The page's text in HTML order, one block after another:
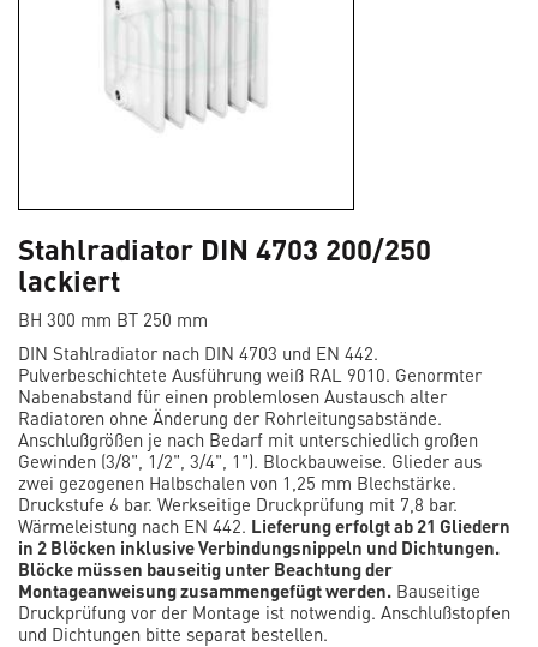
Stahlradiator DIN 4703 200/250
lackiert
BH 300 mm BT 250 mm
DIN Stahlradiator nach DIN 4703 und EN 442.
Pulverbeschichtete Ausführung weiß RAL 9010. Genormter
Nabenabstand für einen problemlosen Austausch alter
Radiatoren ohne Änderung der Rohrleitungsabstände.
Anschlußgrößen je nach Bedarf mit unterschiedlich großen
Gewinden (3/8", 1/2", 3/4", 1"). Blockbauweise. Glieder aus
zwei gezogenen Halbschalen von 1,25 mm Blechstärke.
Druckstufe 6 bar. Werkseitige Druckprüfung mit 7,8 bar.
Wärmeleistung nach EN 442. Lieferung erfolgt ab 21 Gliedern
in 2 Blöcken inklusive Verbindungsnippeln und Dichtungen.
Blöcke müssen bauseitig unter Beachtung der
Montageanweisung zusammengefügt werden. Bauseitige
Druckprüfung vor der Montage ist notwendig. Anschlußstopfen
und Dichtungen bitte separat bestellen.